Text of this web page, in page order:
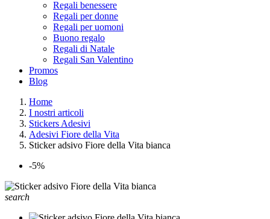
Regali benessere
Regali per donne
Regali per uomoni
Buono regalo
Regali di Natale
Regali San Valentino
Promos
Blog
Home
I nostri articoli
Stickers Adesivi
Adesivi Fiore della Vita
Sticker adsivo Fiore della Vita bianca
-5%
search